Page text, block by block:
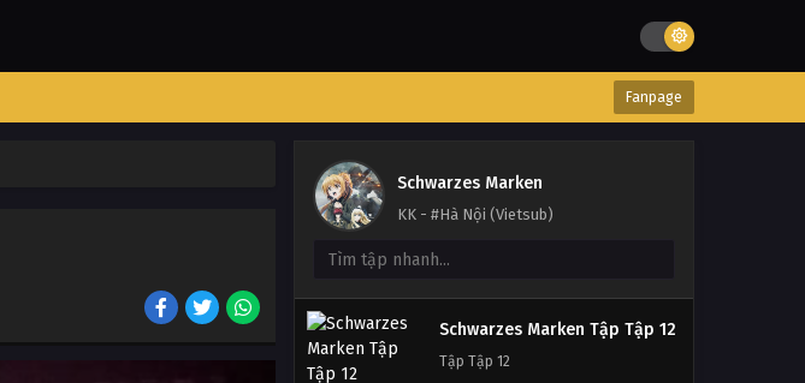
Fanpage
Schwarzes Marken
KK - #Hà Nội (Vietsub)
Schwarzes Marken Tập Tập 12
Tập Tập 12
Tập 12
Schwarzes Marken Tập 11
Tập 11